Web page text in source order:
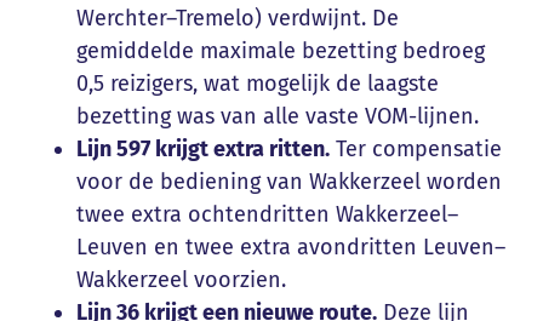
Werchter–Tremelo) verdwijnt. De
gemiddelde maximale bezetting bedroeg
0,5 reizigers, wat mogelijk de laagste
bezetting was van alle vaste VOM-lijnen.
Lijn 597 krijgt extra ritten. Ter compensatie
voor de bediening van Wakkerzeel worden
twee extra ochtendritten Wakkerzeel–
Leuven en twee extra avondritten Leuven–
Wakkerzeel voorzien.
Lijn 36 krijgt een nieuwe route. Deze lijn